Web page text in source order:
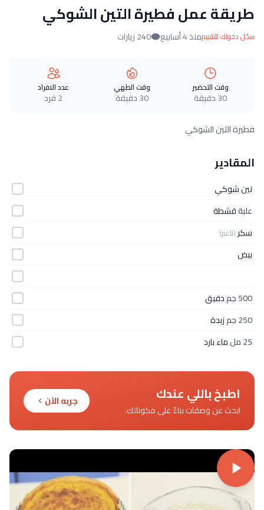
طريقة عمل فطيرة التين الشوكي
سجّل دخولك للتقييممنذ 4 أسابيع 240 زيارات
وقت التحضير
30 دقيقة
وقت الطهي
30 دقيقة
عدد الافراد
2 فرد
فطيرة التين الشوكي
المقادير
تين شوكي
علبةقشطة
سكر (ناعم)
بيض
500 جم
دقيق
250 جم
زبدة
25 مل
ماء بارد
اطبخ باللي عندك
ابحث عن وصفات بناءً على مكوناتك.
جربه الآن